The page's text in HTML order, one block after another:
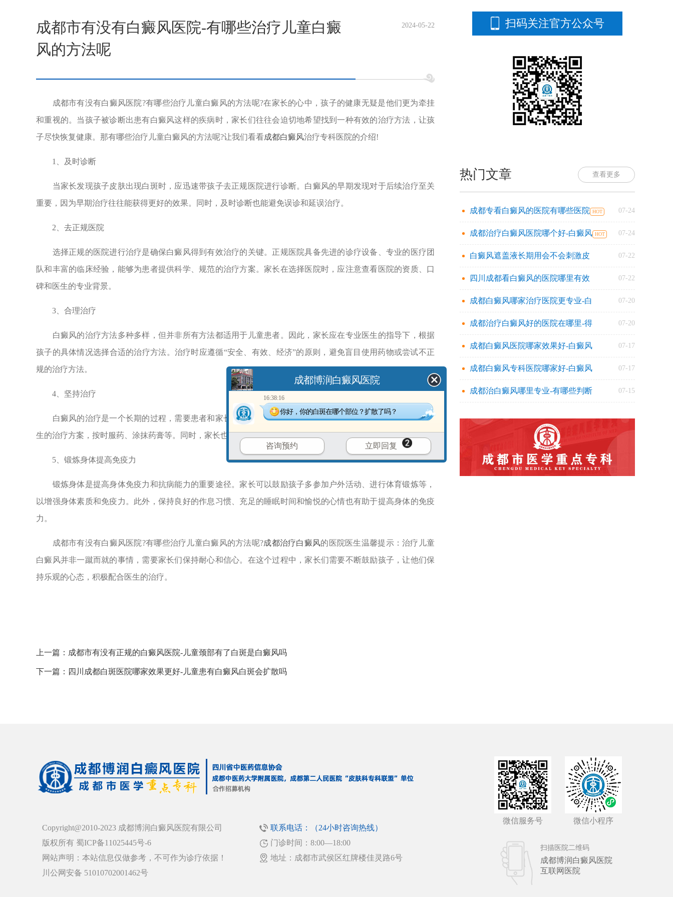
成都市有没有白癜风医院-有哪些治疗儿童白癜
风的方法呢
2024-05-22
成都市有没有白癜风医院?有哪些治疗儿童白癜风的方法呢?在家长的心中，孩子的健康无疑是他们更为牵挂
和重视的。当孩子被诊断出患有白癜风这样的疾病时，家长们往往会迫切地希望找到一种有效的治疗方法，让孩
子尽快恢复健康。那有哪些治疗儿童白癜风的方法呢?让我们看看成都白癜风治疗专科医院的介绍!
1、及时诊断
当家长发现孩子皮肤出现白斑时，应迅速带孩子去正规医院进行诊断。白癜风的早期发现对于后续治疗至关
重要，因为早期治疗往往能获得更好的效果。同时，及时诊断也能避免误诊和延误治疗。
2、去正规医院
选择正规的医院进行治疗是确保白癜风得到有效治疗的关键。正规医院具备先进的诊疗设备、专业的医疗团
队和丰富的临床经验，能够为患者提供科学、规范的治疗方案。家长在选择医院时，应注意查看医院的资质、口
碑和医生的专业背景。
3、合理治疗
白癜风的治疗方法多种多样，但并非所有方法都适用于儿童患者。因此，家长应在专业医生的指导下，根据
孩子的具体情况选择合适的治疗方法。治疗时应遵循“安全、有效、经济”的原则，避免盲目使用药物或尝试不正
规的治疗方法。
4、坚持治疗
白癜风的治疗是一个长期的过程，需要患者和家长的耐心和坚持。在治疗期间，家长应鼓励孩子积极配合医
生的治疗方案，按时服药、涂抹药膏等。同时，家长也要关注孩子的心理变化，给予孩子足够的关爱和支持。
5、锻炼身体提高免疫力
锻炼身体是提高身体免疫力和抗病能力的重要途径。家长可以鼓励孩子多参加户外活动、进行体育锻炼等，
以增强身体素质和免疫力。此外，保持良好的作息习惯、充足的睡眠时间和愉悦的心情也有助于提高身体的免疫
力。
成都市有没有白癜风医院?有哪些治疗儿童白癜风的方法呢?成都治疗白癜风的医院医生温馨提示：治疗儿童
白癜风并非一蹴而就的事情，需要家长们保持耐心和信心。在这个过程中，家长们需要不断鼓励孩子，让他们保
持乐观的心态，积极配合医生的治疗。
上一篇： 成都市有没有正规的白癜风医院-儿童颈部有了白斑是白癜风吗
下一篇： 四川成都白斑医院哪家效果更好-儿童患有白癜风白斑会扩散吗
扫码关注官方公众号
热门文章 查看更多
成都专看白癜风的医院有哪些医院 07-24
成都治疗白癜风医院哪个好-白癜风 07-24
白癜风遮盖液长期用会不会刺激皮 07-22
四川成都看白癜风的医院哪里有效 07-22
成都白癜风哪家治疗医院更专业-白 07-20
成都治疗白癜风好的医院在哪里-得 07-20
成都白癜风医院哪家效果好-白癜风 07-17
成都白癜风专科医院哪家好-白癜风 07-17
成都治白癜风哪里专业-有哪些判断 07-15
Copyright@2010-2023 成都博润白癜风医院有限公司
版权所有 蜀ICP备11025445号-6
网站声明：本站信息仅做参考，不可作为诊疗依据！
川公网安备 51010702001462号
联系电话：（24小时咨询热线）
门诊时间：8:00—18:00
地址：成都市武侯区红牌楼佳灵路6号
微信服务号 微信小程序
扫描医院二维码
成都博润白癜风医院
互联网医院
成都博润白癜风医院
16:38:16
你好，你的白斑在哪个部位？扩散了吗？
咨询预约 立即回复